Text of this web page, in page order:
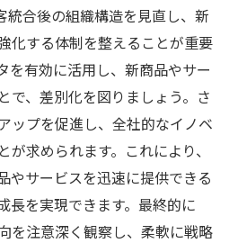
統合後の組織構造を見直し、新
化する体制を整えることが重要
を有効に活用し、新商品やサー
で、差別化を図りましょう。さ
ップを促進し、全社的なイノベ
求められます。これにより、
やサービスを迅速に提供できる
長を実現できます。最終的に
を注意深く観察し、柔軟に戦略